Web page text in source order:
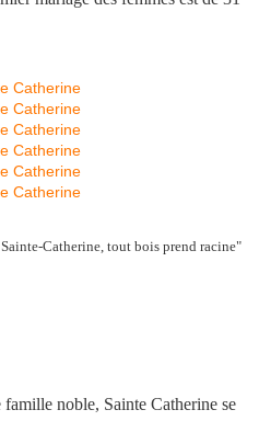
Catherine, tout bois prend racine"
noble, Sainte Catherine se